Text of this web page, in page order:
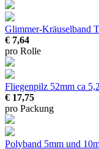
Glimmer-Kräuselband
€ 7,64
pro Rolle
Fliegenpilz 52mm ca
€ 17,75
pro Packung
Polyband 5mm und